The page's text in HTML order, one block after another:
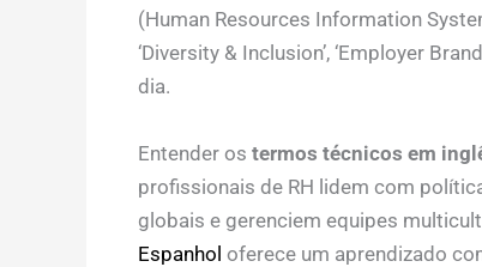
(Human Resources Information
‘Diversity & Inclusion’, ‘Employer
dia.
Entender os termos técnicos em
profissionais de RH lidem com
globais e gerenciem equipes
Espanhol oferece um aprendizado